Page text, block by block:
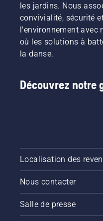
les jardins. Nous
convivialité, sécurité
l'environnement avec
où les solutions à
la danse.
Découvrez notre
Localisation des
Nous contacter
Salle de presse